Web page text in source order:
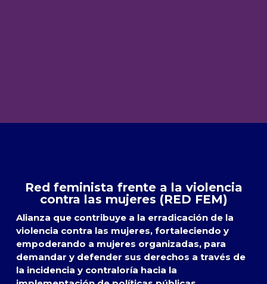
Red feminista frente a la violencia
contra las mujeres (RED FEM)
Alianza que contribuye a la erradicación de la
violencia contra las mujeres, fortaleciendo y
empoderando a mujeres organizadas, para
demandar y defender sus derechos a través de
la incidencia y contraloría hacia la